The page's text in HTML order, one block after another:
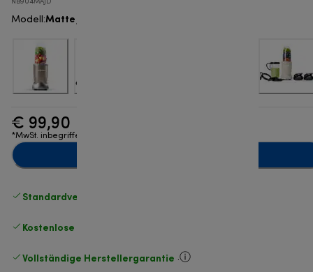
NB904MAJD
Modell :Matte Jade
€ 99,90
*MwSt. inbegriffen
Standardversand kostenlos
Kostenlose Rücksendungen
Vollständige Herstellergarantie .